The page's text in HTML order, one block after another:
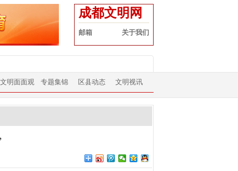
成都文明网
邮箱 关于我们
文明面面观 专题集锦 区县动态 文明视讯